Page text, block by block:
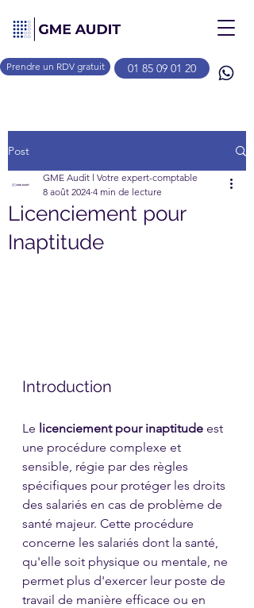
Prendre un RDV gratuit 01 85 09 01 20
Post
Licenciement pour
Inaptitude
GME Audit l Votre expert-comptable
8 août 2024 4 min de lecture
Introduction
Le licenciement pour inaptitude est
une procédure complexe et
sensible, régie par des règles
spécifiques pour protéger les droits
des salariés en cas de problème de
santé majeur. Cette procédure
concerne les salariés dont la santé,
qu'elle soit physique ou mentale, ne
permet plus d'exercer leur poste de
travail de manière efficace ou en